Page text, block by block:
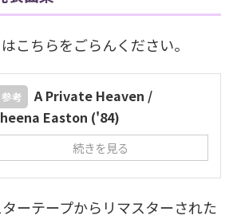
こちらをごらんください。
参考
A Private Heaven /
Easton ('84)
続きを見る
ーテープからリマスターされた